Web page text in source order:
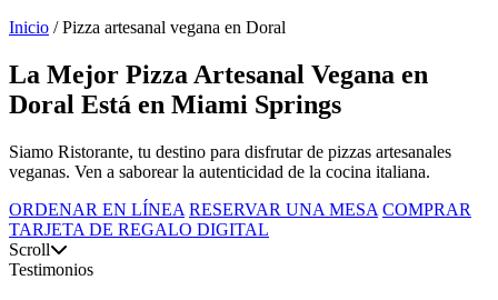
Inicio / Pizza artesanal vegana en Doral
La Mejor Pizza Artesanal Vegana en
Doral Está en Miami Springs
Siamo Ristorante, tu destino para disfrutar de pizzas artesanales
veganas. Ven a saborear la autenticidad de la cocina italiana.
ORDENAR EN LÍNEA RESERVAR UNA MESA COMPRAR
TARJETA DE REGALO DIGITAL
Scroll
Testimonios